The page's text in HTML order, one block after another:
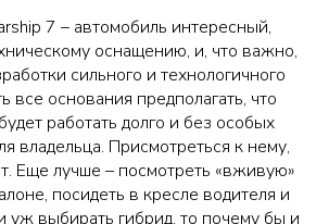
7 – автомобиль интересный,
оснащению, и, что важно,
сильного и технологичного
все основания предполагать, что
работать долго и без особых
владельца. Присмотреться к нему,
Еще лучше – посмотреть «вживую»
посидеть в кресле водителя и
уж выбирать гибрид, то почему бы и